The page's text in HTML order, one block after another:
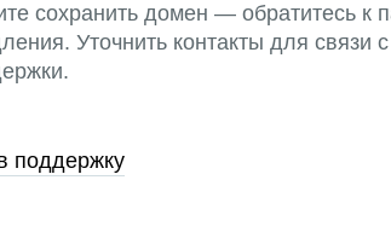
сохранить домен — обратитесь к
Уточнить контакты для связи
поддержку